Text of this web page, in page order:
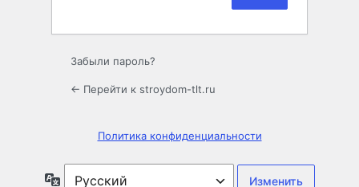
Забыли пароль?
← Перейти к stroydom-tlt.ru
Политика конфиденциальности
Язык